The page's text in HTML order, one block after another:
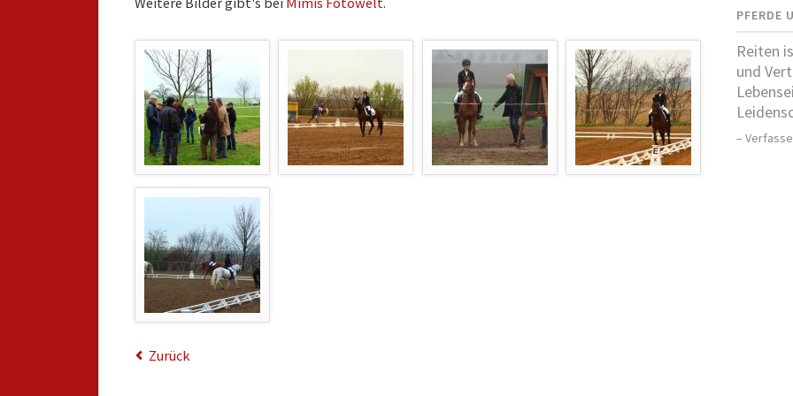
Zurück
PFERDE
Wer einen Tag lang glücklich sein will, der
betrinke sich.Wer eine Woche lang glücklich sein
will, der schlachte ein Schwein.Wer einen Monat
lang glücklich sein will, der heirate.Wer ein
Leben lang glücklich sein will, der werde Reiter.
– Chinesisches Sprichwort
Reiten
und
–